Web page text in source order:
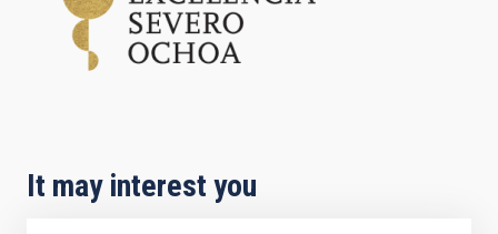
It may interest you